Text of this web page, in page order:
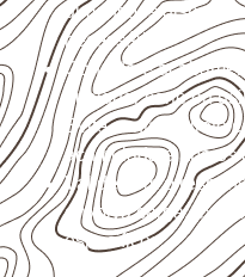
dimensões
necessário.
Considere
qualquer corte ou
Evite contato direto
acumulada e apoios
Valide com o
envolva carga,
específicos.